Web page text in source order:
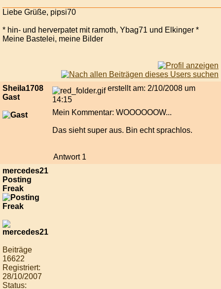
Liebe Grüße, pipsi70
* hin- und herverpatet mit ramoth, Ybag71 und Elkinger *
Meine Bastelei, meine Bilder
Sheila1708
Gast
erstellt am: 2/10/2008 um
14:15
Mein Kommentar: WOOOOOOW...
Das sieht super aus. Bin echt sprachlos.
Antwort 1
mercedes21
Posting
Freak
Beiträge
16622
Registriert:
28/10/2007
Status: